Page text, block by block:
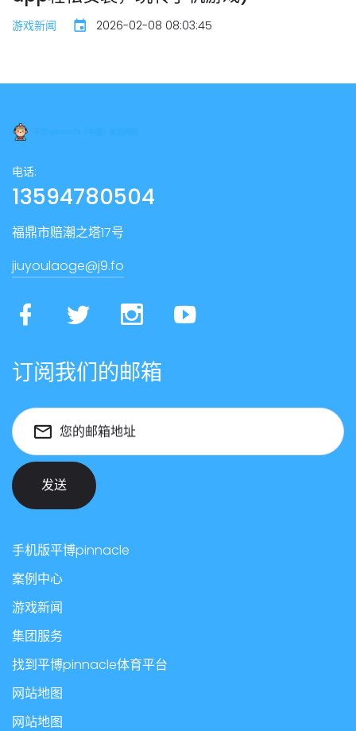
游戏新闻 2026-02-08 08:03:45
电话:
13594780504
福鼎市赔潮之塔17号
jiuyoulaoge@j9.fo
订阅我们的邮箱
您的邮箱地址
发送
手机版平博pinnacle
案例中心
游戏新闻
集团服务
找到平博pinnacle体育平台
网站地图
网站地图